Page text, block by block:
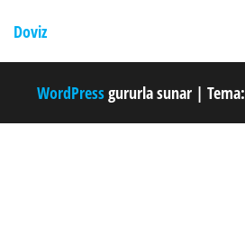
Doviz
WordPressgururla sunar | Tema: